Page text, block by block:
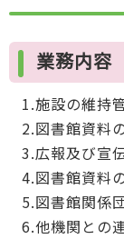
こ
こ
ら
業務内容
1.施設の維持
2.図書館資料
3.広報及び宣
4.図書館資料
5.図書館関係
6.他機関との